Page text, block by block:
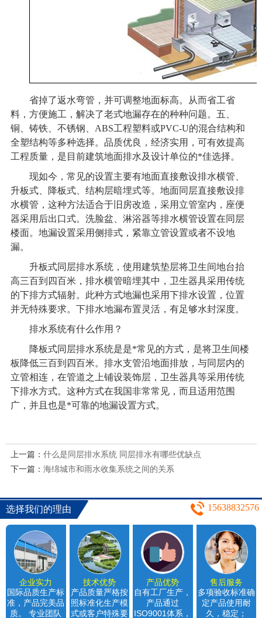
省掉了返水弯管，并可调整地面标高。从而省工省
料，方便施工，解决了老式地漏存在的种种问题。五、
铜、铸铁、不锈钢、ABS工程塑料或PVC-U的混合结构和
全塑结构等多种选择。品质优良，经济实用，可有效提高
工程质量，是目前建筑地面排水及设计单位的*佳选择。
现如今，常见的设置主要有地面直接敷设排水横管、
升板式、降板式、结构层暗埋式等。地面同层直接敷设排
水横管，这种方法适合于旧房改造，采用立管室内，座便
器采用后出口式。洗脸盆、淋浴器等排水横管设置在同层
楼面。地漏设置采用侧排式，紧靠立管设置或者不设地
漏。
升板式同层排水系统，使用建筑垫层将卫生间地台抬
高三百到四百米，排水横管暗埋其中，卫生器具采用传统
的下排方式辐射。此种方式地漏也采用下排水设置，位置
并无特殊要求。下排水地漏布置灵活，有足够水封深度。
排水系统有什么作用？
降板式同层排水系统是是*常见的方式，是将卫生间楼
板降低三百到四百米。排水支管沿地面排放，与同层内的
立管相连，在管道之上铺设装饰层，卫生器具等采用传统
下排水方式。这种方式在我国非常常见，而且适用范围
广，并且也是*可靠的地漏设置方式。
上一篇： 什么是同层排水系统 同层排水有哪些优缺点
下一篇： 海绵城市和雨水收集系统之间的关系
选择我们的理由 15638832576
企业实力
国际品质生产标
准，产品完美品
质。 专业团队
技术优势
产品质量严格按
照标准化生产模
式或客户特殊要
产品优势
自有工厂生产，
产品通过
ISO9001体系，
售后服务
多项验收标准确
定产品使用耐
久，稳定；